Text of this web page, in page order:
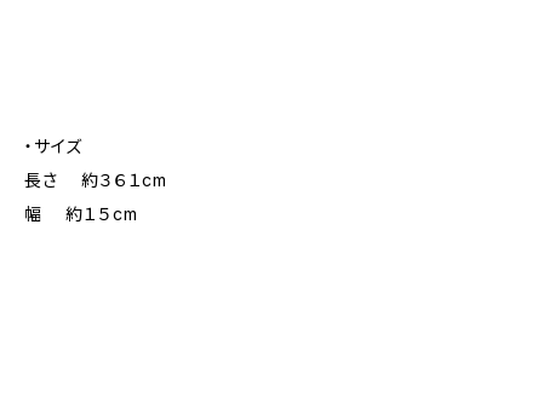
・サイズ
長さ 約３６１cm
幅 約１５cm